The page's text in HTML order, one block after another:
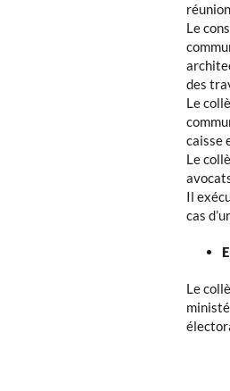
Le
des
Le
caisse
Le
Il
cas
Le